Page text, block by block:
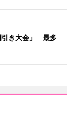
引き大会」 最多